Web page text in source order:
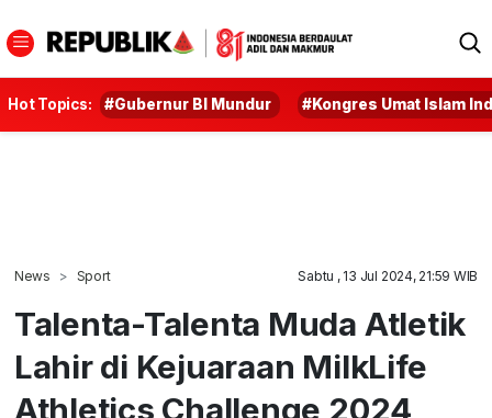
Hot Topics: #Gubernur BI Mundur #Kongres Umat Islam
News Sport Sabtu , 13 Jul 2024, 21:59 WIB
Talenta-Talenta Muda Atletik
Lahir di Kejuaraan MilkLife
Athletics Challenge 2024